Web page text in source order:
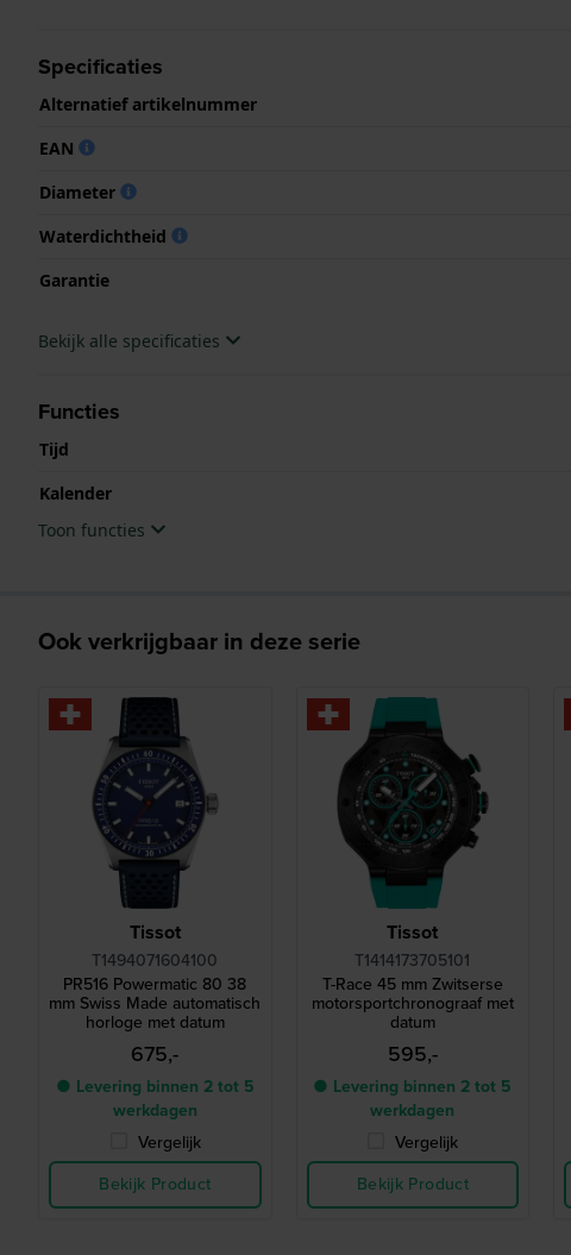
Specificaties
Alternatief artikelnummer
EAN
Diameter
Waterdichtheid
Garantie
Bekijk alle specificaties
Functies
Tijd
Kalender
Toon functies
Ook verkrijgbaar in deze serie
Tissot
T1494071604100
PR516 Powermatic 80 38
mm Swiss Made automatisch
horloge met datum
675,-
● Levering binnen 2 tot 5
werkdagen
Vergelijk
Bekijk Product
Tissot
T1414173705101
T-Race 45 mm Zwitserse
motorsportchronograaf met
datum
595,-
● Levering binnen 2 tot 5
werkdagen
Vergelijk
Bekijk Product